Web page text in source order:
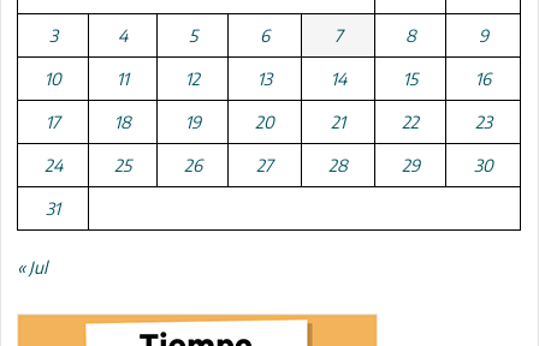
3 4 5 6 7 8 9
10 11 12 13 14 15 16
17 18 19 20 21 22 23
24 25 26 27 28 29 30
31
« Jul